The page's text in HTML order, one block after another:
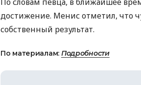
достижение. Менис отметил, что
собственный результат.
По материалам: Подробности